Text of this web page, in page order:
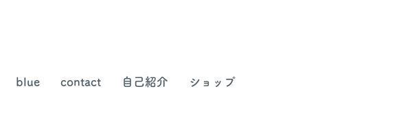
blue contact 自己紹介 ショップ